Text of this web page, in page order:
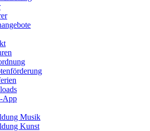
App
Musik
Kunst